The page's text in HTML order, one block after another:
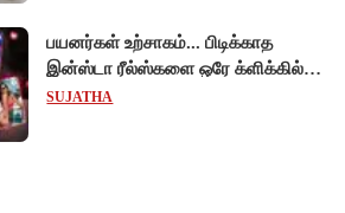
பயனர்கள் உற்சாகம்... பிடிக்காத
இன்ஸ்டா ரீல்ஸ்களை ஒரே க்ளிக்கில்
மாற்றியமைக்கலாம்!
SUJATHA